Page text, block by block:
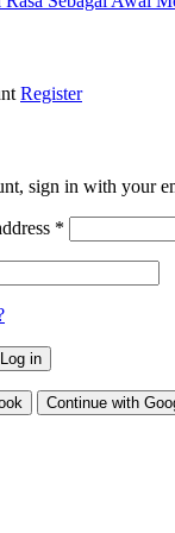
Register
sign in with your
*
Log in
Continue with